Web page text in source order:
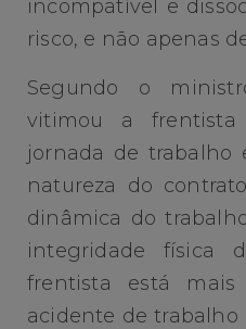
incompatível e
risco, e não apenas
Segundo o
vitimou a
jornada de trabalho
natureza do
dinâmica do
integridade física
frentista está
acidente de